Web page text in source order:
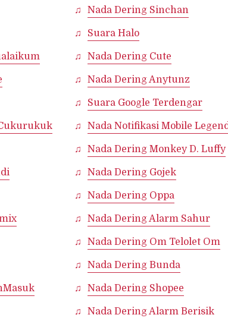
Nada Dering Sinchan
Suara Halo
Nada Dering Cute
Nada Dering Anytunz
Suara Google Terdengar
Nada Notifikasi Mobile
Nada Dering Monkey D. Luffy
Nada Dering Gojek
Nada Dering Oppa
Nada Dering Alarm Sahur
Nada Dering Om Telolet Om
Nada Dering Bunda
Nada Dering Shopee
Nada Dering Alarm Berisik